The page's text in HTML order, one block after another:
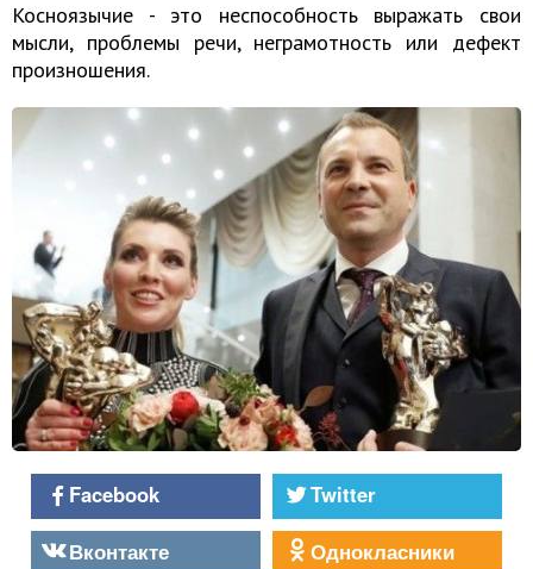
Косноязычие - это неспособность выражать свои
мысли, проблемы речи, неграмотность или дефект
произношения.
Facebook
Twitter
Вконтакте
Однокласники